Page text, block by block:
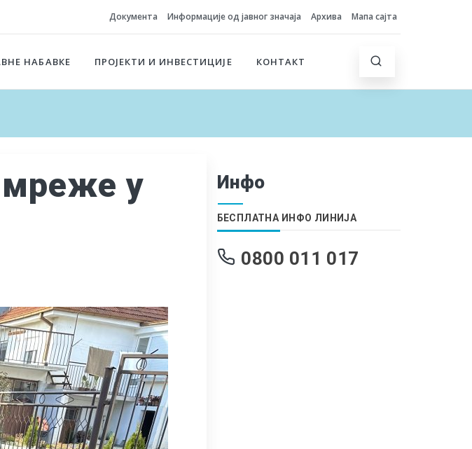
Документа Информације од јавног значаја Архива Мапа сајта
НАБАВКЕ ПРОЈЕКТИ И ИНВЕСТИЦИЈЕ КОНТАКТ
мреже у
Инфо
БЕСПЛАТНА ИНФО ЛИНИЈА
0800 011 017